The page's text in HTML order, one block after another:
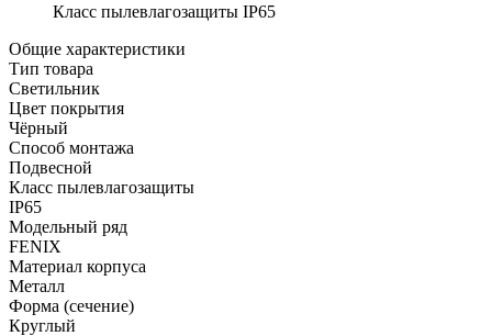
Класс пылевлагозащиты IP65
Общие характеристики
Тип товара
Светильник
Цвет покрытия
Чёрный
Способ монтажа
Подвесной
Класс пылевлагозащиты
IP65
Модельный ряд
FENIX
Материал корпуса
Металл
Форма (сечение)
Круглый